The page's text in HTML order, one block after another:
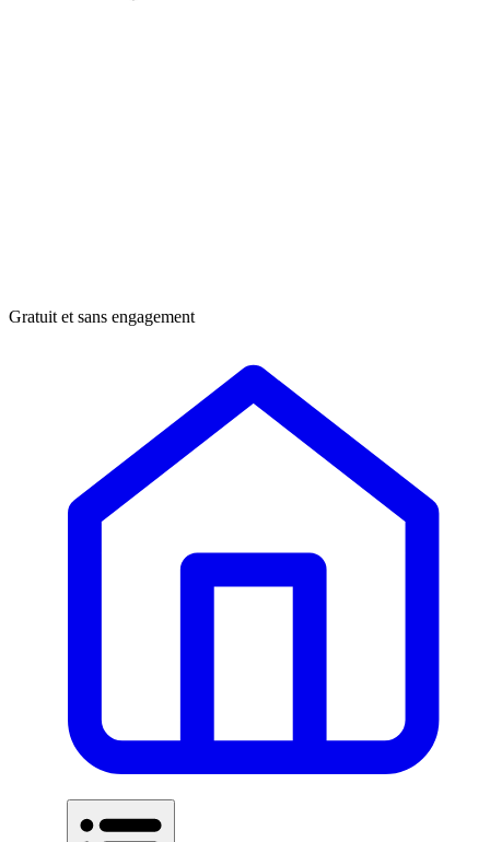
Gratuit et sans engagement